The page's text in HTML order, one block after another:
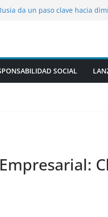
da un paso clave hacia
OMS alerta: el ébola avanza
de respuesta en este
SOCIAL